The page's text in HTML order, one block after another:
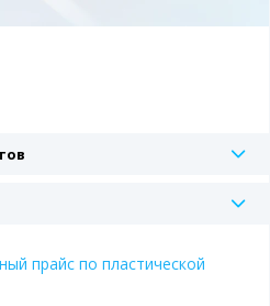
прайс по пластической